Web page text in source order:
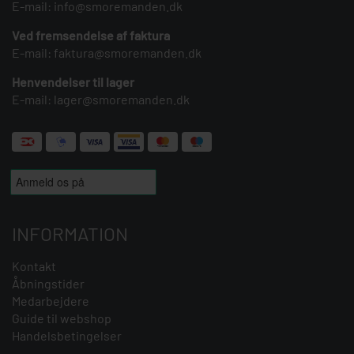
E-mail: info@smoremanden.dk
Ved fremsendelse af faktura
E-mail: faktura@smoremanden.dk
Henvendelser til lager
E-mail: lager@smoremanden.dk
INFORMATION
Kontakt
Åbningstider
Medarbejdere
Guide til webshop
Handelsbetingelser